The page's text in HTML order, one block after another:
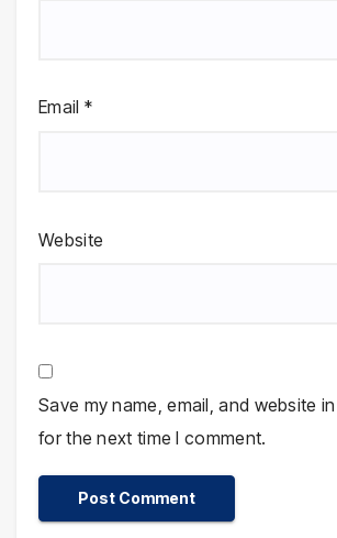
Email *
Website
Save my name, email, and website
for the next time I comment.